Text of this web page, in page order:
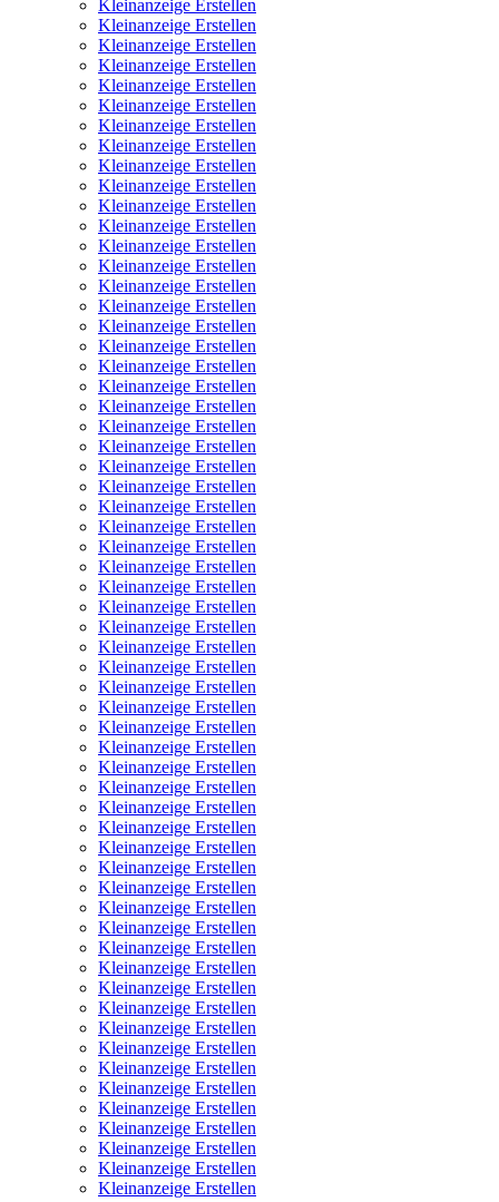
Kleinanzeige Erstellen
Kleinanzeige Erstellen
Kleinanzeige Erstellen
Kleinanzeige Erstellen
Kleinanzeige Erstellen
Kleinanzeige Erstellen
Kleinanzeige Erstellen
Kleinanzeige Erstellen
Kleinanzeige Erstellen
Kleinanzeige Erstellen
Kleinanzeige Erstellen
Kleinanzeige Erstellen
Kleinanzeige Erstellen
Kleinanzeige Erstellen
Kleinanzeige Erstellen
Kleinanzeige Erstellen
Kleinanzeige Erstellen
Kleinanzeige Erstellen
Kleinanzeige Erstellen
Kleinanzeige Erstellen
Kleinanzeige Erstellen
Kleinanzeige Erstellen
Kleinanzeige Erstellen
Kleinanzeige Erstellen
Kleinanzeige Erstellen
Kleinanzeige Erstellen
Kleinanzeige Erstellen
Kleinanzeige Erstellen
Kleinanzeige Erstellen
Kleinanzeige Erstellen
Kleinanzeige Erstellen
Kleinanzeige Erstellen
Kleinanzeige Erstellen
Kleinanzeige Erstellen
Kleinanzeige Erstellen
Kleinanzeige Erstellen
Kleinanzeige Erstellen
Kleinanzeige Erstellen
Kleinanzeige Erstellen
Kleinanzeige Erstellen
Kleinanzeige Erstellen
Kleinanzeige Erstellen
Kleinanzeige Erstellen
Kleinanzeige Erstellen
Kleinanzeige Erstellen
Kleinanzeige Erstellen
Kleinanzeige Erstellen
Kleinanzeige Erstellen
Kleinanzeige Erstellen
Kleinanzeige Erstellen
Kleinanzeige Erstellen
Kleinanzeige Erstellen
Kleinanzeige Erstellen
Kleinanzeige Erstellen
Kleinanzeige Erstellen
Kleinanzeige Erstellen
Kleinanzeige Erstellen
Kleinanzeige Erstellen
Kleinanzeige Erstellen
Kleinanzeige Erstellen